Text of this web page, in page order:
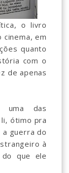
o livro
cinema, em
quanto
com o
de apenas
uma das
ótimo pra
guerra do
à
que ele